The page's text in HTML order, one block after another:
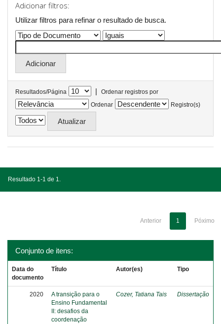
Adicionar filtros:
Utilizar filtros para refinar o resultado de busca.
Resultados/Página |
Ordenar registros por
Ordenar
Registro(s)
Resultado 1-1 de 1.
Anterior 1 Póximo
Conjunto de itens:
Data do
documento
Título Autor(es) Tipo
2020
A transição para o
Ensino Fundamental
II: desafios da
coordenação
Cozer, Tatiana Tais Dissertação